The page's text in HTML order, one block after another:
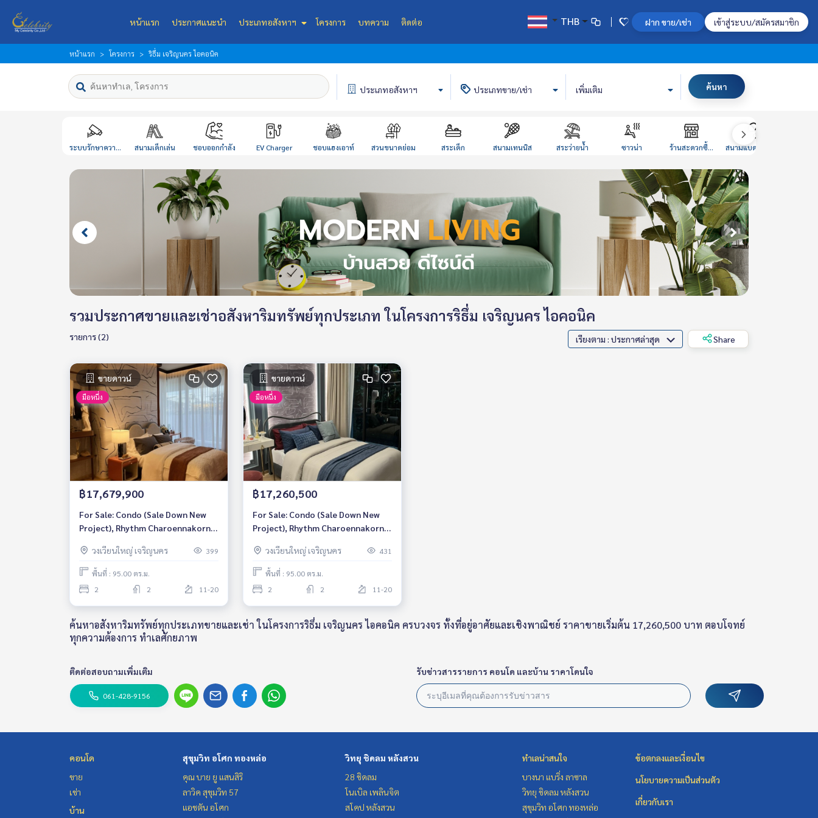
หน้าแรก ประกาศแนะนำ ประเภทอสังหาฯ โครงการ บทความ ติดต่อ THB ฝาก ขาย/เช่า เข้าสู่ระบบ/สมัครสมาชิก
หน้าแรก โครงการ ริธึ่ม เจริญนคร ไอคอนิค
ประเภทอสังหาฯ ประเภทขาย/เช่า เพิ่มเติม ค้นหา
ระบบรักษาควา... สนามเด็กเล่น ชอบออกกำลัง EV Charger ชอบแฮงเอาท์ สวนขนาดย่อม สระเด็ก สนามเทนนิส สระว่ายน้ำ ซาวน่า ร้านสะดวกซื้... สนามแบดมินตั...
รวมประกาศขายและเช่าอสังหาริมทรัพย์ทุกประเภท ในโครงการริธึ่ม เจริญนคร ไอคอนิค
รายการ (2) เรียงตาม : ประกาศล่าสุด Share
ขายดาวน์
มือหนึ่ง
฿17,679,900
For Sale: Condo (Sale Down New
Project), Rhythm Charoennakorn
*SIMPLEX /High Ceiling 3 Meters
(Rare Items) & High Floor /River &
วงเวียนใหญ่ เจริญนคร 399
พื้นที่ : 95.00 ตร.ม.
2
2 11-20
ขายดาวน์
มือหนึ่ง
฿17,260,500
For Sale: Condo (Sale Down New
Project), Rhythm Charoennakorn
*SIMPLEX /High Ceiling 3 Meters
(Rare Items) & High Floor /River &
วงเวียนใหญ่ เจริญนคร 431
พื้นที่ : 95.00 ตร.ม.
2
2 11-20
ค้นหาอสังหาริมทรัพย์ทุกประเภทขายและเช่า ในโครงการริธึ่ม เจริญนคร ไอคอนิค ครบวงจร ทั้งที่อยู่อาศัยและเชิงพาณิชย์ ราคาขายเริ่มต้น 17,260,500 บาท ตอบโจทย์
ทุกความต้องการ ทำเลศักยภาพ
ติดต่อสอบถามเพิ่มเติม
061-428-9156
รับข่าวสารรายการ คอนโด และบ้าน ราคาโดนใจ
คอนโด
ขาย
เช่า
บ้าน
สุขุมวิท อโศก ทองหล่อ
คุณ บาย ยู แสนสิริ
ลาวิค สุขุมวิท 57
แอชตัน อโศก
วิทยุ ชิดลม หลังสวน
28 ชิดลม
โนเบิล เพลินจิต
สโคป หลังสวน
ทำเลน่าสนใจ
บางนา แบริ่ง ลาซาล
วิทยุ ชิดลม หลังสวน
สุขุมวิท อโศก ทองหล่อ
ข้อตกลงและเงื่อนไข
นโยบายความเป็นส่วนตัว
เกี่ยวกับเรา